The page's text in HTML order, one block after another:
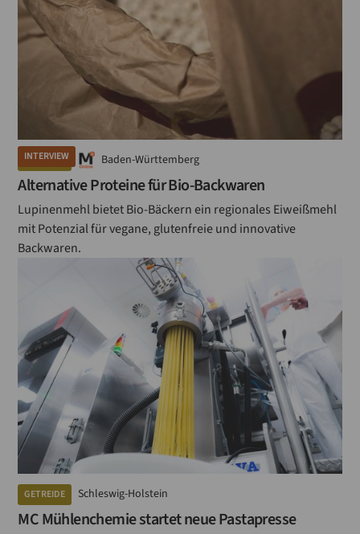
INTERVIEW
GETREIDE Baden-Württemberg
Alternative Proteine für Bio-Backwaren
Lupinenmehl bietet Bio-Bäckern ein regionales Eiweißmehl
mit Potenzial für vegane, glutenfreie und innovative
Backwaren.
GETREIDE Schleswig-Holstein
MC Mühlenchemie startet neue Pastapresse